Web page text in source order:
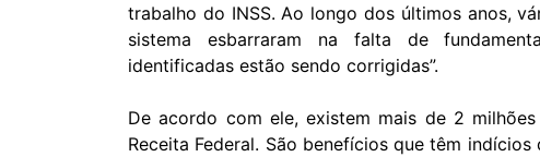
trabalho do INSS. Ao longo dos últimos anos,
sistema esbarraram na falta de
identificadas estão sendo corrigidas”.
De acordo com ele, existem mais de 2
Receita Federal. São benefícios que têm